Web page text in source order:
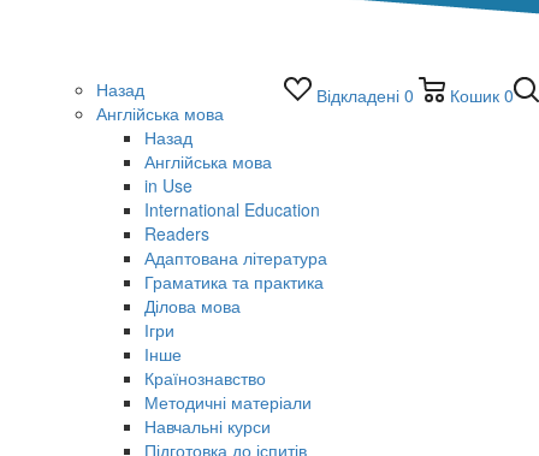
Відкладені 0 Кошик 0
Назад
Англійська мова
Назад
Англійська мова
in Use
International Education
Readers
Адаптована література
Граматика та практика
Ділова мова
Ігри
Інше
Країнознавство
Методичні матеріали
Навчальні курси
Підготовка до іспитів